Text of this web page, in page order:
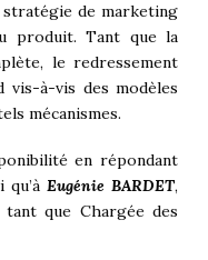
stratégie de marketing
produit. Tant que la
le redressement
à-vis des modèles
mécanismes.
en répondant
qu’àEugénie BARDET,
que Chargée des